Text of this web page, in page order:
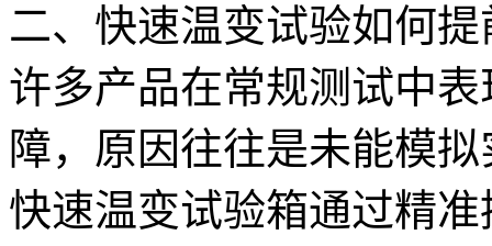
二、快速温变试验如何
许多产品在常规测试中
障，原因往往是未能模
快速温变试验箱通过精